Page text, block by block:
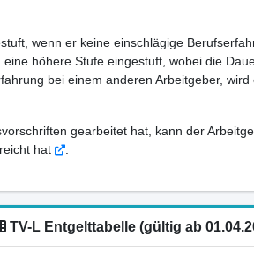
wenn er keine einschlägige
höhere Stufe eingestuft, wobei die
bei einem anderen Arbeitgeber,
gearbeitet hat, kann der
hat
TV-L Entgelttabelle (gültig ab